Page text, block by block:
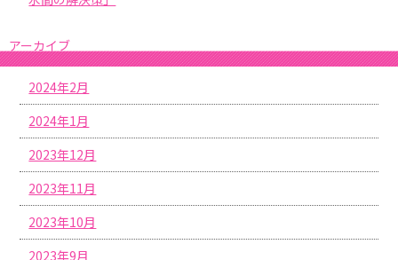
アーカイブ
2024年2月
2024年1月
2023年12月
2023年11月
2023年10月
2023年9月